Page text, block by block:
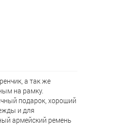
а так же
на рамку.
подарок, хороший
и для
армейский ремень